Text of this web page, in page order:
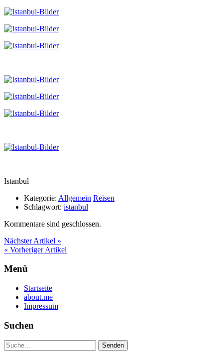
Istanbul
Kategorie: Allgemein Reisen
Schlagwort: istanbul
Kommentare sind geschlossen.
Nächster Artikel »
« Vorheriger Artikel
Menü
Startseite
about.me
Impressum
Suchen